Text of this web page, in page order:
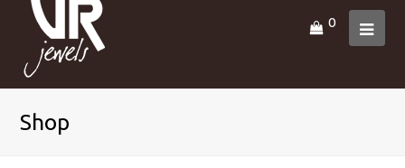
0
Shop